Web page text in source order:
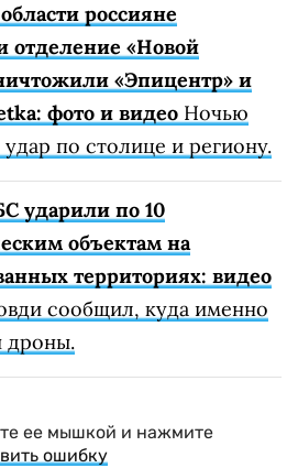
россияне
отделение «Новой
«Эпицентр» и
фото и видео Ночью
удар по столице и региону.
ударили по 10
объектам на
территориях: видео
сообщил, куда именно
дроны.
ее мышкой и нажмите
ошибку